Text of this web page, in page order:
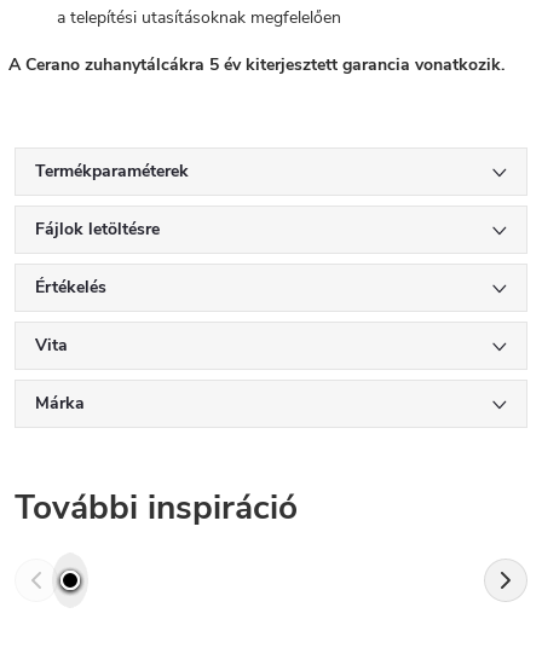
a telepítési utasításoknak megfelelően
A Cerano zuhanytálcákra 5 év kiterjesztett garancia vonatkozik.
Termékparaméterek
Fájlok letöltésre
Értékelés
Vita
Márka
További inspiráció